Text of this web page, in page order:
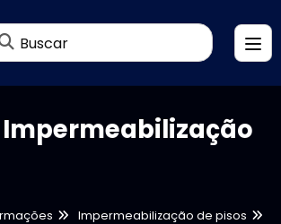
Buscar
Impermeabilização de pisos